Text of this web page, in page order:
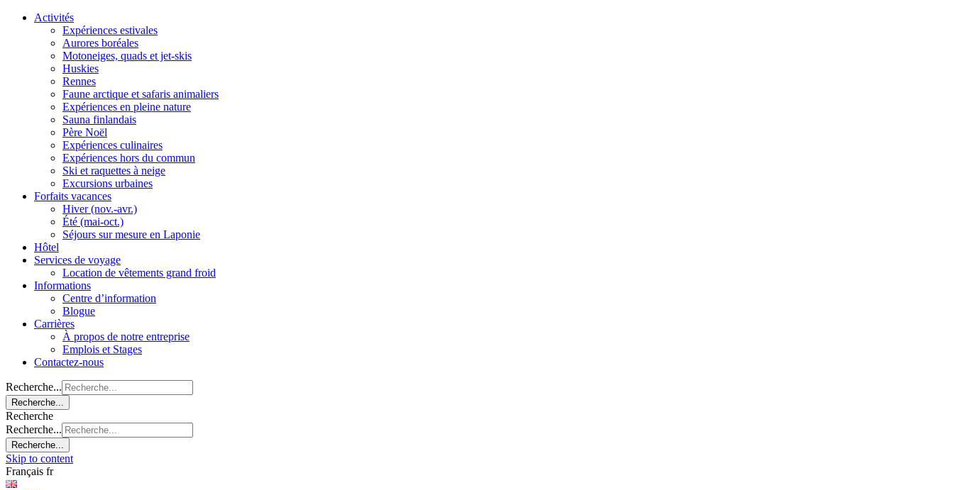
Activités
Expériences estivales
Aurores boréales
Motoneiges, quads et jet-skis
Huskies
Rennes
Faune arctique et safaris animaliers
Expériences en pleine nature
Sauna finlandais
Père Noël
Expériences culinaires
Expériences hors du commun
Ski et raquettes à neige
Excursions urbaines
Forfaits vacances
Hiver (nov.-avr.)
Été (mai-oct.)
Séjours sur mesure en Laponie
Hôtel
Services de voyage
Location de vêtements grand froid
Informations
Centre d’information
Blogue
Carrières
À propos de notre entreprise
Emplois et Stages
Contactez-nous
Recherche...
Recherche...
Recherche
Recherche...
Recherche...
Skip to content
Français fr